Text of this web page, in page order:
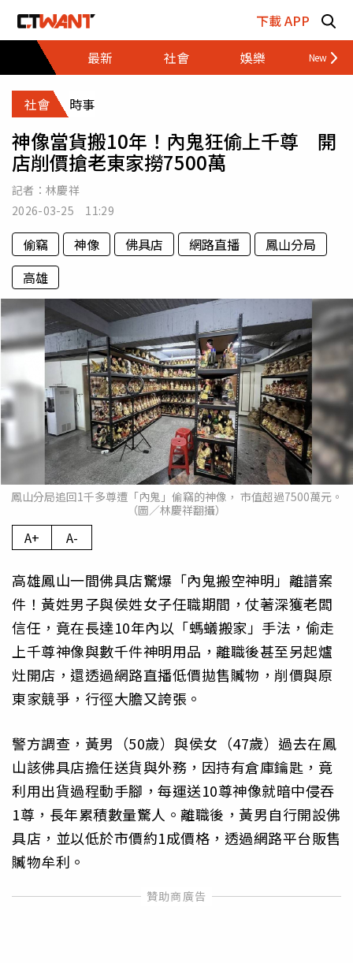
下載 APP
最新
社會 娛樂 財經
社會 時事
神像當貨搬10年！內鬼狂偷上千尊 開
店削價搶老東家撈7500萬
記者： 林慶祥
2026-03-25 11:29
偷竊 神像 佛具店 網路直播
鳳山分局
高雄
鳳山分局追回1千多尊遭「內鬼」偷竊的神像， 市值超過7500萬元。
（圖／林慶祥翻攝）
A+ A-
高雄鳳山一間佛具店驚爆「內鬼搬空神明」離譜案
件！黃姓男子與侯姓女子任職期間，仗著深獲老闆
信任，竟在長達10年內以「螞蟻搬家」手法，偷走
上千尊神像與數千件神明用品，離職後甚至另起爐
灶開店，還透過網路直播低價拋售贓物，削價與原
東家競爭，行徑大膽又誇張。
警方調查，黃男（50歲）與侯女（47歲）過去在鳳
山該佛具店擔任送貨與外務，因持有倉庫鑰匙，竟
利用出貨過程動手腳，每運送10尊神像就暗中侵吞
1尊，長年累積數量驚人。離職後，黃男自行開設佛
具店，並以低於市價約1成價格，透過網路平台販售
贓物牟利。